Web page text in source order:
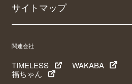
サイトマップ
関連会社
TIMELESS WAKABA
福ちゃん